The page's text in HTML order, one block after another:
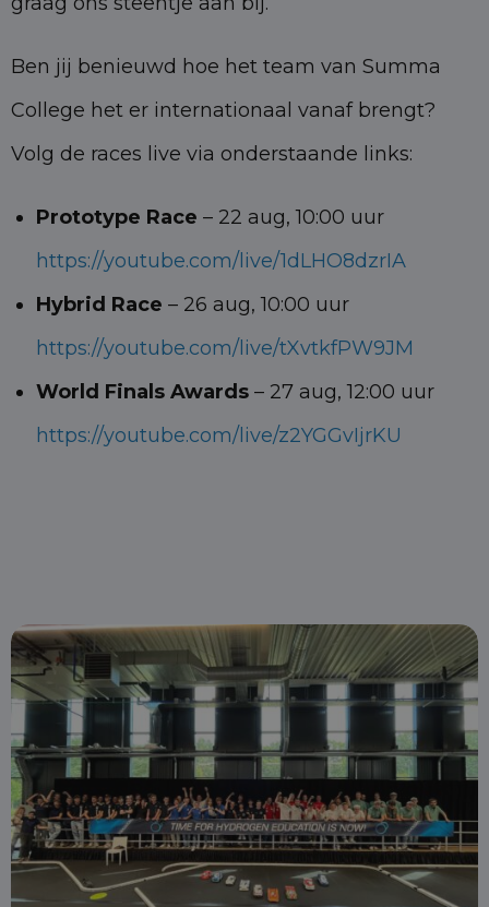
Ben jij benieuwd hoe het team van Summa
College het er internationaal vanaf brengt?
Volg de races live via onderstaande links:
Prototype Race – 22 aug, 10:00 uur
https://youtube.com/live/1dLHO8dzrIA
Hybrid Race – 26 aug, 10:00 uur
https://youtube.com/live/tXvtkfPW9JM
World Finals Awards– 27 aug, 12:00 uur
https://youtube.com/live/z2YGGvIjrKU